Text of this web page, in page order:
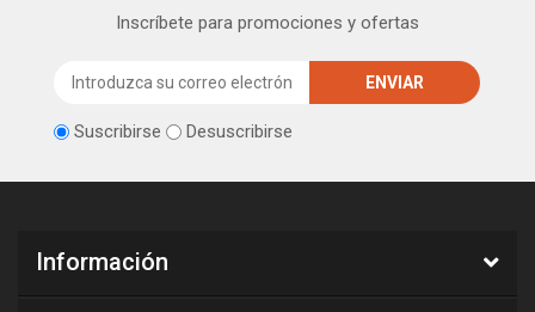
Inscríbete para promociones y ofertas
Suscribirse Desuscribirse
Información